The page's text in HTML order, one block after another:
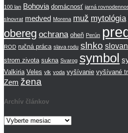
100 lan Bohovia domácnosť jarná
slnovrat medved Morena muž mytológia
obereg ochrana oheň Perún
ROD ručná práca slava rodu slnko
strom zivota sukna Svarog symbol
Valkiria Veles vlk voda vyšívanie vyšívané
Zem žena
Archív článkov
Archív